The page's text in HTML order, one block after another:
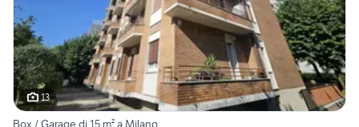
13
Box / Garage di 15 m² a Milano